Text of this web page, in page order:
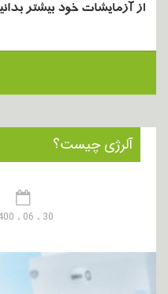
آلرژی چیست؟
30 ، 06 ، 1400